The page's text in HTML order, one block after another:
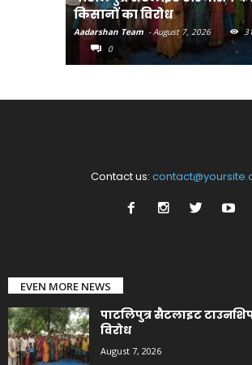
किसानों का विरोध
Aadarshan Team - August 7, 2026
0
Contact us:
EVEN MORE NEWS
पाटलिपुत्र सैटलाइट
विरोध
August 7, 2026